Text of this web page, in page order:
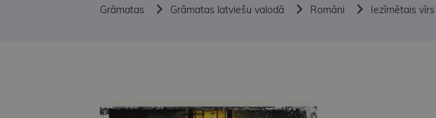
Grāmatas Grāmatas latviešu valodā Romāni Iezīmētais vīrs